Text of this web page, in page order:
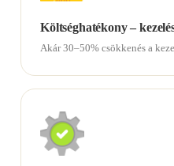
Költséghatékony –
Akár 30–50% csökkenés a